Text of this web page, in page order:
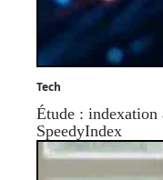
Tech
Étude : indexation
SpeedyIndex